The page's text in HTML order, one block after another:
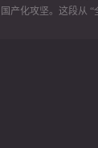
增长 1.6%，2019-
化，量测与检测成为
心路
国产化攻坚。这段从 “